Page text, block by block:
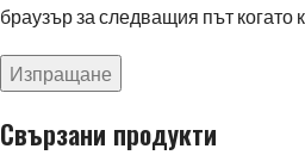
браузър за следващия път когато
Свързани продукти